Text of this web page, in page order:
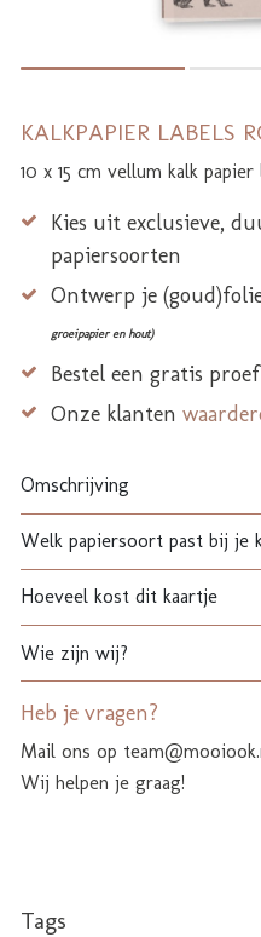
KALKPAPIER LABELS
10 x 15 cm vellum kalk papier
Kies uit exclusieve,
papiersoorten
Ontwerp je
groeipapier en hout)
Bestel een gratis
Onze klanten
Omschrijving
Welk papiersoort past bij je
Hoeveel kost dit kaartje
Wie zijn wij?
Heb je vragen?
Mail ons op
Wij helpen je graag!
Tags